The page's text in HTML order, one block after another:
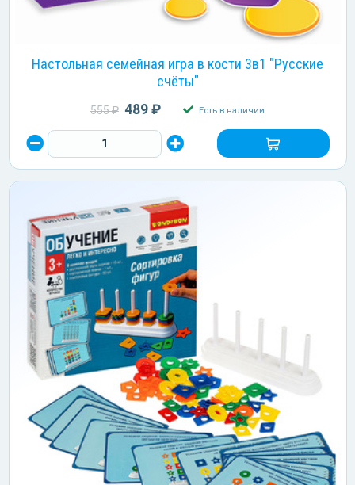
Настольная семейная игра в кости 3в1 "Русские
счёты"
555 ₽ 489 ₽ Есть в наличии